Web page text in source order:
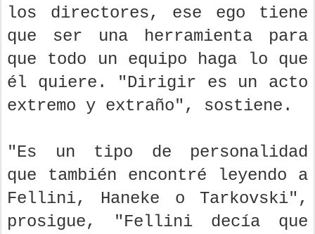
los directores, ese ego tiene
que ser una herramienta para
que todo un equipo haga lo que
él quiere. "Dirigir es un acto
extremo y extraño", sostiene.
"Es un tipo de personalidad
que también encontré leyendo a
Fellini, Haneke o Tarkovski",
prosigue, "Fellini decía que